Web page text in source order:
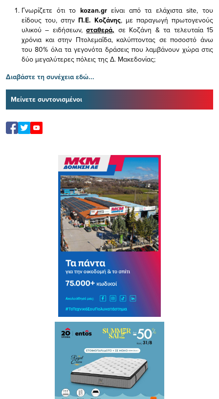
Γνωρίζετε ότι το kozan.gr είναι από τα ελάχισταsite, του
είδους του, στην Π.Ε. Κοζάνης, με παραγωγή πρωτογενούς
υλικού – ειδήσεων,σταθερά, σε Κοζάνη & τα τελευταία 15
χρόνια και στην Πτολεμαΐδα, καλύπτοντας σε ποσοστό άνω
του 80% όλα τα γεγονότα δράσεις που λαμβάνουν χώρα στις
δύο μεγαλύτερες πόλεις της Δ. Μακεδονίας;
Διαβάστε τη συνέχεια εδώ...
Μείνετε συντονισμένοι